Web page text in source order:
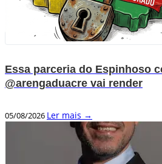
Essa parceria do Espinhoso
@arengaduacre vai render
05/08/2026 Ler mais →